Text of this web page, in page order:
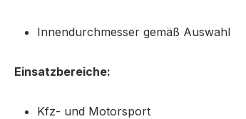
Innendurchmesser gemäß Auswahl
Einsatzbereiche:
Kfz- und Motorsport